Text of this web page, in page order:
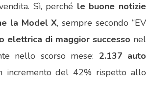
Sì, perché le buone notizie
la Model X, sempre secondo “EV
elettrica di maggior successo nel
nello scorso mese: 2.137 auto
incremento del 42% rispetto allo